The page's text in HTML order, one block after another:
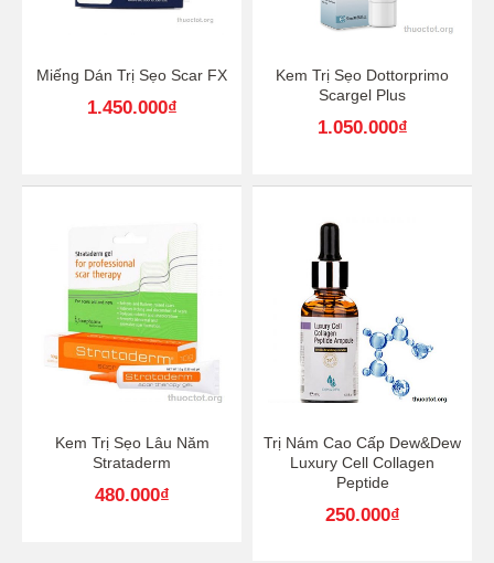
Miếng Dán Trị Sẹo Scar FX
1.450.000₫
Kem Trị Sẹo Dottorprimo
Scargel Plus
1.050.000₫
Kem Trị Sẹo Lâu Năm
Strataderm
480.000₫
Trị Nám Cao Cấp Dew&Dew
Luxury Cell Collagen
Peptide
250.000₫